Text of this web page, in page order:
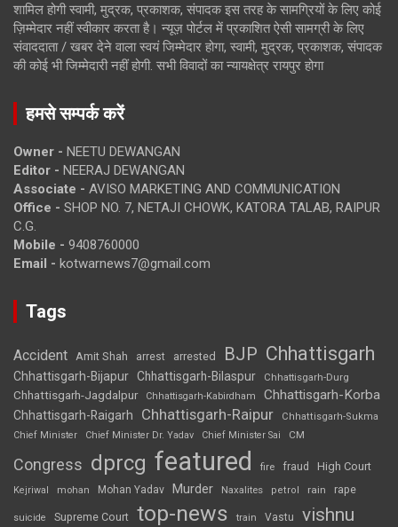
शामिल होगी स्वामी, मुद्रक, प्रकाशक, संपादक इस तरह के सामग्रियों के लिए कोई
ज़िम्मेदार नहीं स्वीकार करता है। न्यूज़ पोर्टल में प्रकाशित ऐसी सामग्री के लिए
संवाददाता / खबर देने वाला स्वयं जिम्मेदार होगा, स्वामी, मुद्रक, प्रकाशक, संपादक
की कोई भी जिम्मेदारी नहीं होगी. सभी विवादों का न्यायक्षेत्र रायपुर होगा
हमसे सम्पर्क करें
Owner - NEETU DEWANGAN
Editor - NEERAJ DEWANGAN
Associate - AVISO MARKETING AND COMMUNICATION
Office - SHOP NO. 7, NETAJI CHOWK, KATORA TALAB, RAIPUR
C.G.
Mobile - 9408760000
Email - kotwarnews7@gmail.com
Tags
Accident Amit Shah arrest arrested BJP Chhattisgarh
Chhattisgarh-Bijapur Chhattisgarh-Bilaspur Chhattisgarh-Durg
Chhattisgarh-Jagdalpur Chhattisgarh-Kabirdham Chhattisgarh-Korba
Chhattisgarh-Raigarh Chhattisgarh-Raipur
Chhattisgarh-Sukma
Chief Minister
Chief Minister Dr. Yadav Chief Minister Sai CM
Congress dprcg featured fire fraud High Court
Kejriwal mohan Mohan Yadav Murder Naxalites petrol rain rape
suicide Supreme Court top-news train Vastu vishnu